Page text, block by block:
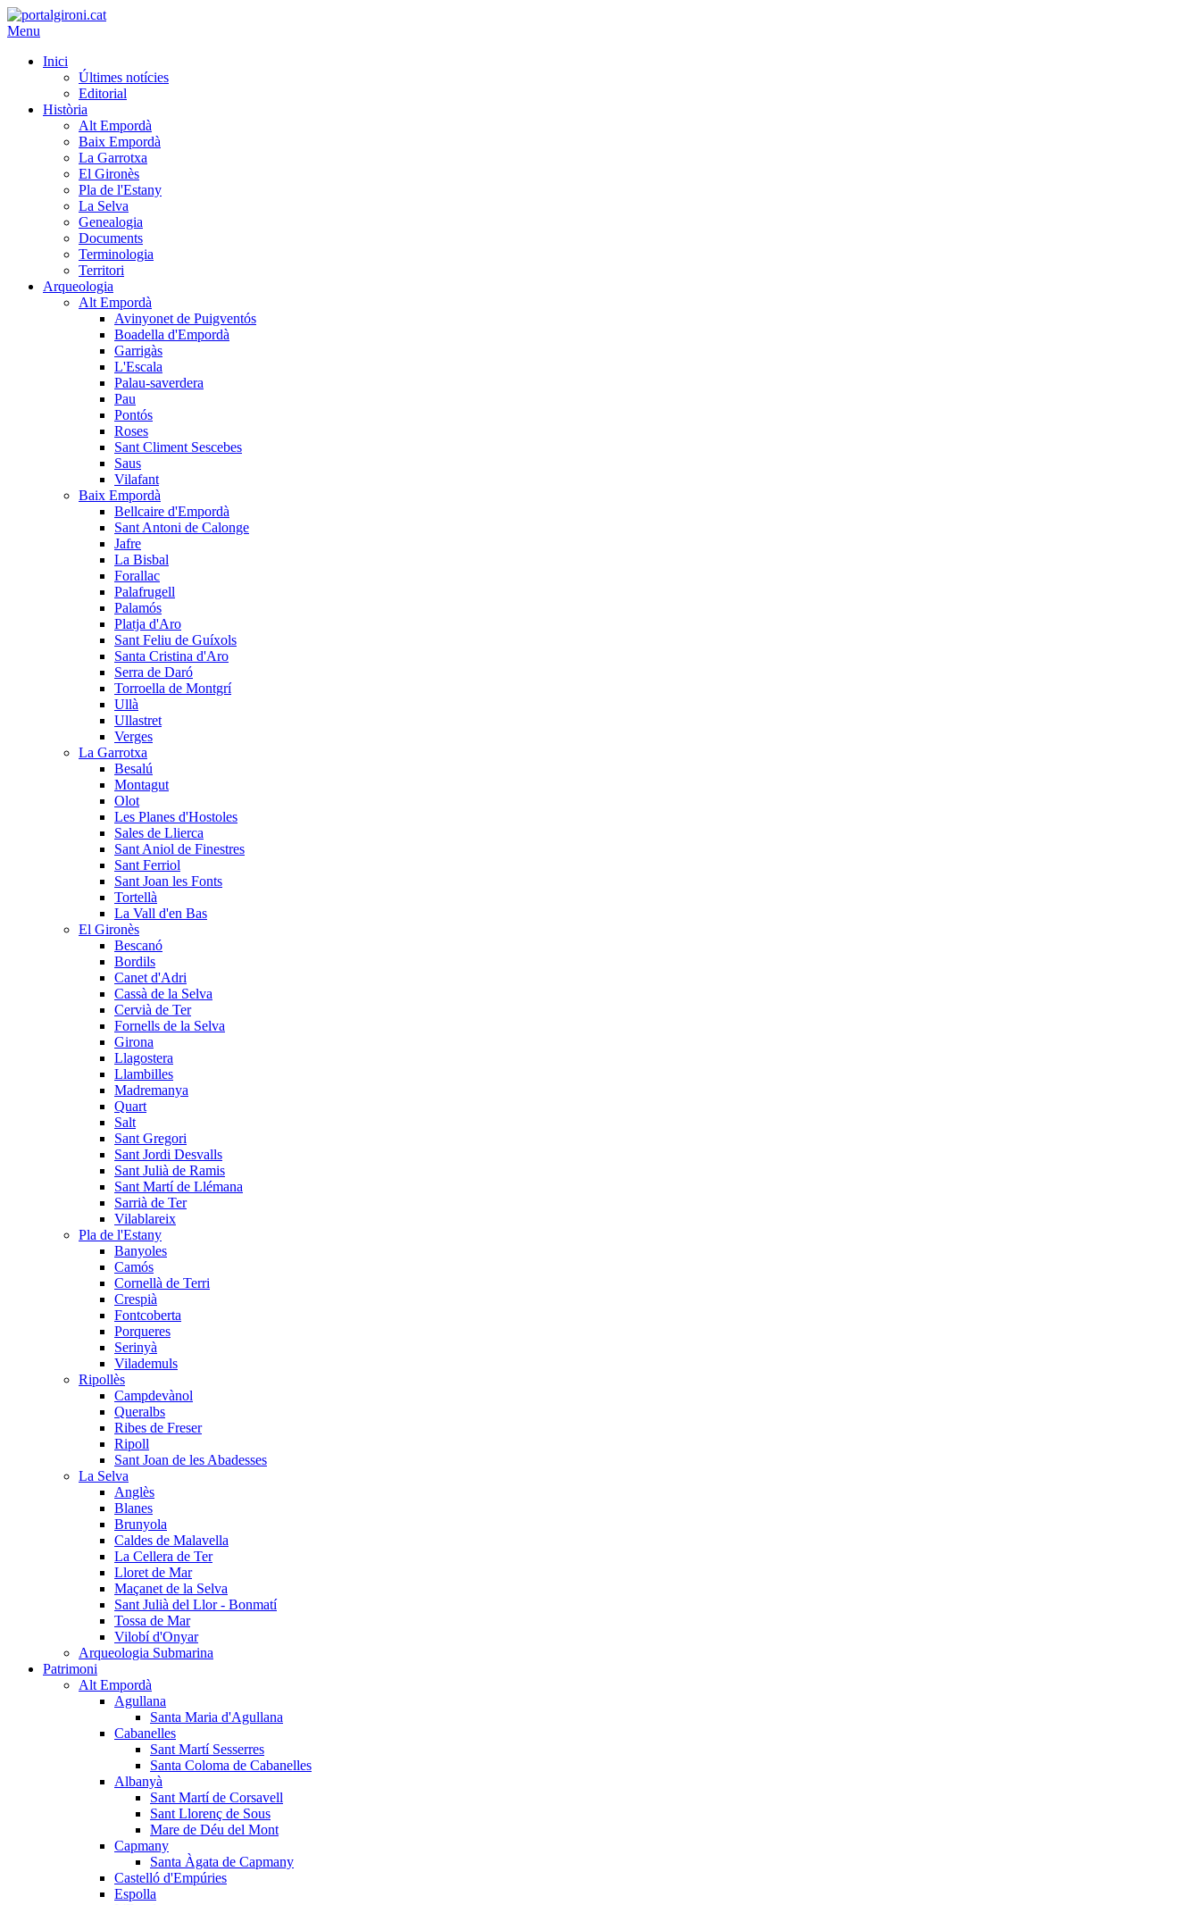
Menu
Inici
Últimes notícies
Editorial
Història
Alt Empordà
Baix Empordà
La Garrotxa
El Gironès
Pla de l'Estany
La Selva
Genealogia
Documents
Terminologia
Territori
Arqueologia
Alt Empordà
Avinyonet de Puigventós
Boadella d'Empordà
Garrigàs
L'Escala
Palau-saverdera
Pau
Pontós
Roses
Sant Climent Sescebes
Saus
Vilafant
Baix Empordà
Bellcaire d'Empordà
Sant Antoni de Calonge
Jafre
La Bisbal
Forallac
Palafrugell
Palamós
Platja d'Aro
Sant Feliu de Guíxols
Santa Cristina d'Aro
Serra de Daró
Torroella de Montgrí
Ullà
Ullastret
Verges
La Garrotxa
Besalú
Montagut
Olot
Les Planes d'Hostoles
Sales de Llierca
Sant Aniol de Finestres
Sant Ferriol
Sant Joan les Fonts
Tortellà
La Vall d'en Bas
El Gironès
Bescanó
Bordils
Canet d'Adri
Cassà de la Selva
Cervià de Ter
Fornells de la Selva
Girona
Llagostera
Llambilles
Madremanya
Quart
Salt
Sant Gregori
Sant Jordi Desvalls
Sant Julià de Ramis
Sant Martí de Llémana
Sarrià de Ter
Vilablareix
Pla de l'Estany
Banyoles
Camós
Cornellà de Terri
Crespià
Fontcoberta
Porqueres
Serinyà
Vilademuls
Ripollès
Campdevànol
Queralbs
Ribes de Freser
Ripoll
Sant Joan de les Abadesses
La Selva
Anglès
Blanes
Brunyola
Caldes de Malavella
La Cellera de Ter
Lloret de Mar
Maçanet de la Selva
Sant Julià del Llor - Bonmatí
Tossa de Mar
Vilobí d'Onyar
Arqueologia Submarina
Patrimoni
Alt Empordà
Agullana
Santa Maria d'Agullana
Cabanelles
Sant Martí Sesserres
Santa Coloma de Cabanelles
Albanyà
Sant Martí de Corsavell
Sant Llorenç de Sous
Mare de Déu del Mont
Capmany
Santa Àgata de Capmany
Castelló d'Empúries
Espolla